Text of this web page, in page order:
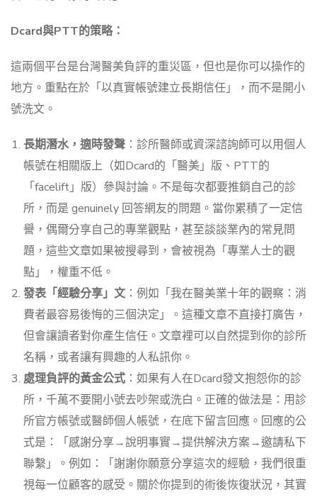
Dcard與PTT的策略：
這兩個平台是台灣醫美負評的重災區，但也是你可以操作的
地方。重點在於「以真實帳號建立長期信任」，而不是開小
號洗文。
長期潛水，適時發聲 ：診所醫師或資深諮詢師可以用個人
帳號在相關版上（如Dcard的「醫美」版、PTT的
「facelift」版）參與討論。不是每次都要推銷自己的診
所，而是 genuinely 回答網友的問題。當你累積了一定信
譽，偶爾分享自己的專業觀點，甚至談談業內的常見問
題，這些文章如果被搜尋到，會被視為「專業人士的觀
點」，權重不低。
發表「經驗分享」文 ：例如「我在醫美業十年的觀察：消
費者最容易後悔的三個決定」。這種文章不直接打廣告，
但會讓讀者對你產生信任。文章裡可以自然提到你的診所
名稱，或者讓有興趣的人私訊你。
處理負評的黃金公式 ：如果有人在Dcard發文抱怨你的診
所，千萬不要開小號去吵架或洗白。正確的做法是：用診
所官方帳號或醫師個人帳號，在底下留言回應。回應的公
式是：「感謝分享→說明事實→提供解決方案→邀請私下
聯繫」。例如：「謝謝你願意分享這次的經驗，我們很重
視每一位顧客的感受。關於你提到的術後恢復狀況，其實